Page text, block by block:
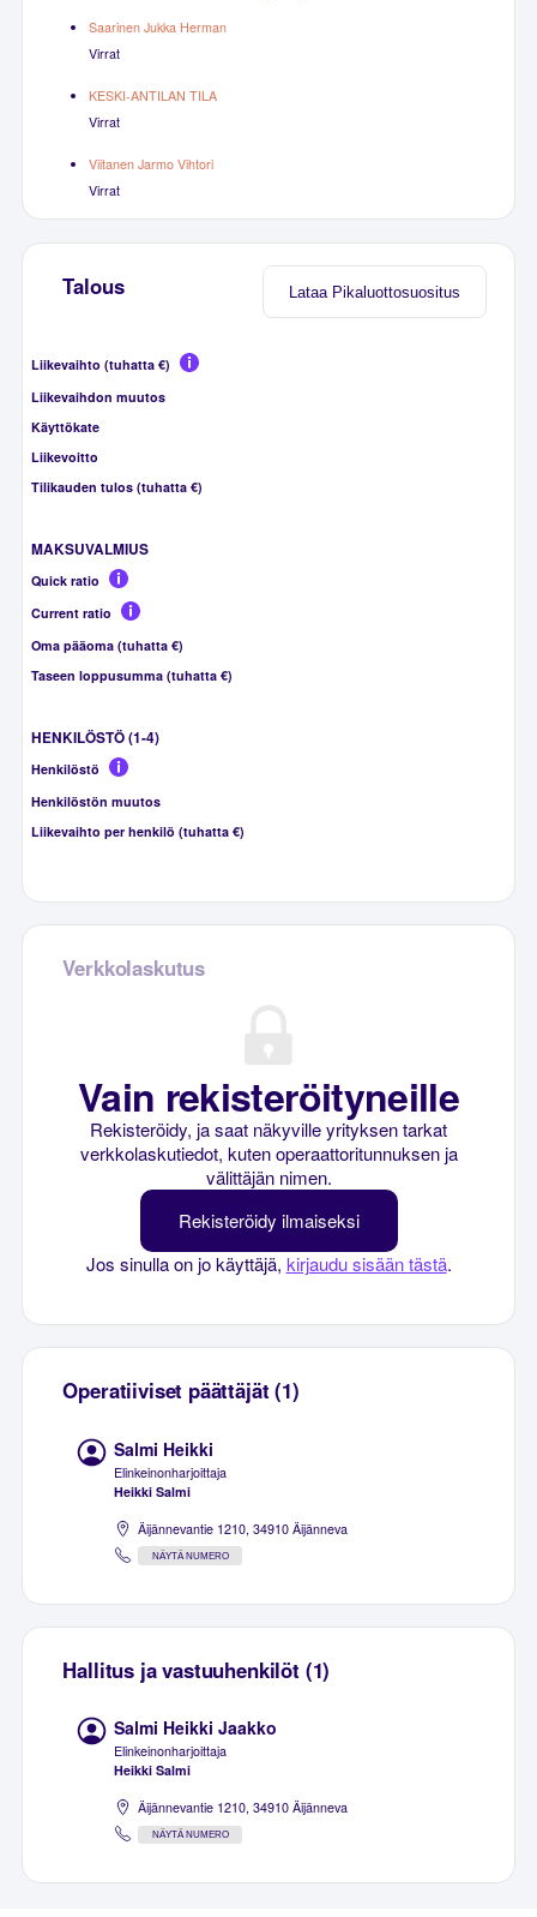
Saarinen Jukka Herman
Virrat
KESKI-ANTILAN TILA
Virrat
Viitanen Jarmo Vihtori
Virrat
Lataa Pikaluottosuositus
Talous
Liikevaihto (tuhatta €)
Liikevaihdon muutos
Käyttökate
Liikevoitto
Tilikauden tulos (tuhatta €)
MAKSUVALMIUS
Quick ratio
Current ratio
Oma pääoma (tuhatta €)
Taseen loppusumma (tuhatta €)
HENKILÖSTÖ (1-4)
Henkilöstö
Henkilöstön muutos
Liikevaihto per henkilö (tuhatta €)
Verkkolaskutus
Vain rekisteröityneille
Rekisteröidy, ja saat näkyville yrityksen tarkat
verkkolaskutiedot, kuten operaattoritunnuksen ja
välittäjän nimen.
Rekisteröidy ilmaiseksi
Jos sinulla on jo käyttäjä, kirjaudu sisään tästä.
Operatiiviset päättäjät (1)
Salmi Heikki
Elinkeinonharjoittaja
Heikki Salmi
Äijännevantie 1210, 34910 Äijänneva
NÄYTÄ NUMERO
Hallitus ja vastuuhenkilöt (1)
Salmi Heikki Jaakko
Elinkeinonharjoittaja
Heikki Salmi
Äijännevantie 1210, 34910 Äijänneva
NÄYTÄ NUMERO